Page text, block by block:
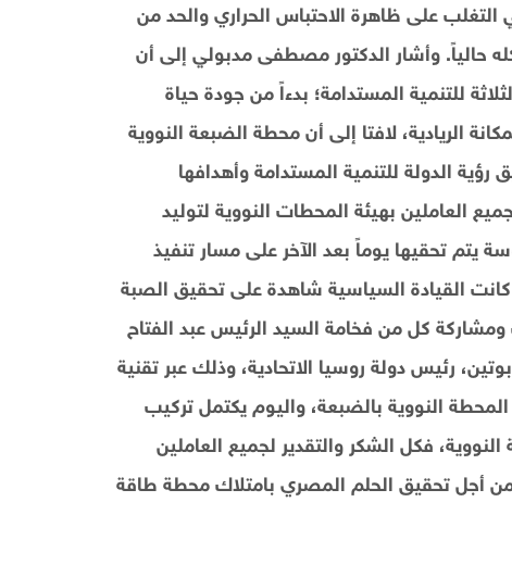
على ظاهرة الاحتباس الحراري والحد من
حالياً. وأشار الدكتور مصطفى مدبولي إلى أن
للتنمية المستدامة؛ بدءاً من جودة حياة
الريادية، لافتا إلى أن محطة الضبعة النووية
الدولة للتنمية المستدامة وأهدافها
العاملين بهيئة المحطات النووية لتوليد
يتم تحقيها يوماً بعد الآخر على مسار تنفيذ
القيادة السياسية شاهدة على تحقيق الصبة
ومشاركة كل من فخامة السيد الرئيس عبد الفتاح
رئيس دولة روسيا الاتحادية، وذلك عبر تقنية
النووية بالضبعة، واليوم يكتمل تركيب
فكل الشكر والتقدير لجميع العاملين
من أجل تحقيق الحلم المصري بامتلاك محطة طاقة